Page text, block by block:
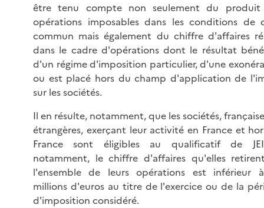
être tenu compte non seulement du produit
opérations imposables dans les conditions de
commun mais également du chiffre d'affaires
dans le cadre d'opérations dont le résultat
d'un régime d'imposition particulier, d'une
ou est placé hors du champ d'application de
sur les sociétés.
Il en résulte, notamment, que les sociétés,
étrangères, exerçant leur activité en France et
France sont éligibles au qualificatif de
notamment, le chiffre d'affaires qu'elles
l'ensemble de leurs opérations est inférieur
millions d'euros au titre de l'exercice ou de la
d'imposition considéré.